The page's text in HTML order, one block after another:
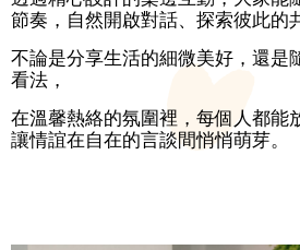
料
放
宣
告
節奏，自然開啟對話、探索彼此的
不論是分享生活的細微美好，還是
看法，
在溫馨熱絡的氛圍裡，每個人都能
讓情誼在自在的言談間悄悄萌芽。